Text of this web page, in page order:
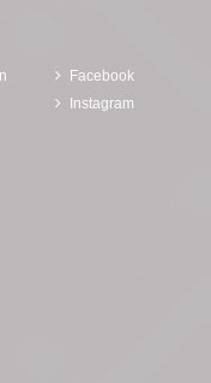
Facebook
Instagram